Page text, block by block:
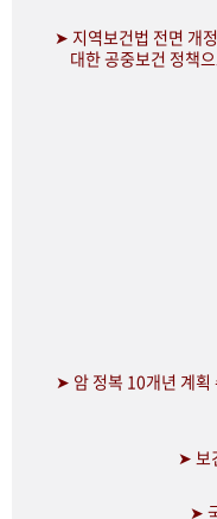
➤ 지역보건법 전면 개
대한 공중보건 정책
➤ 암 정복 10개년 계획
➤ 보
➤